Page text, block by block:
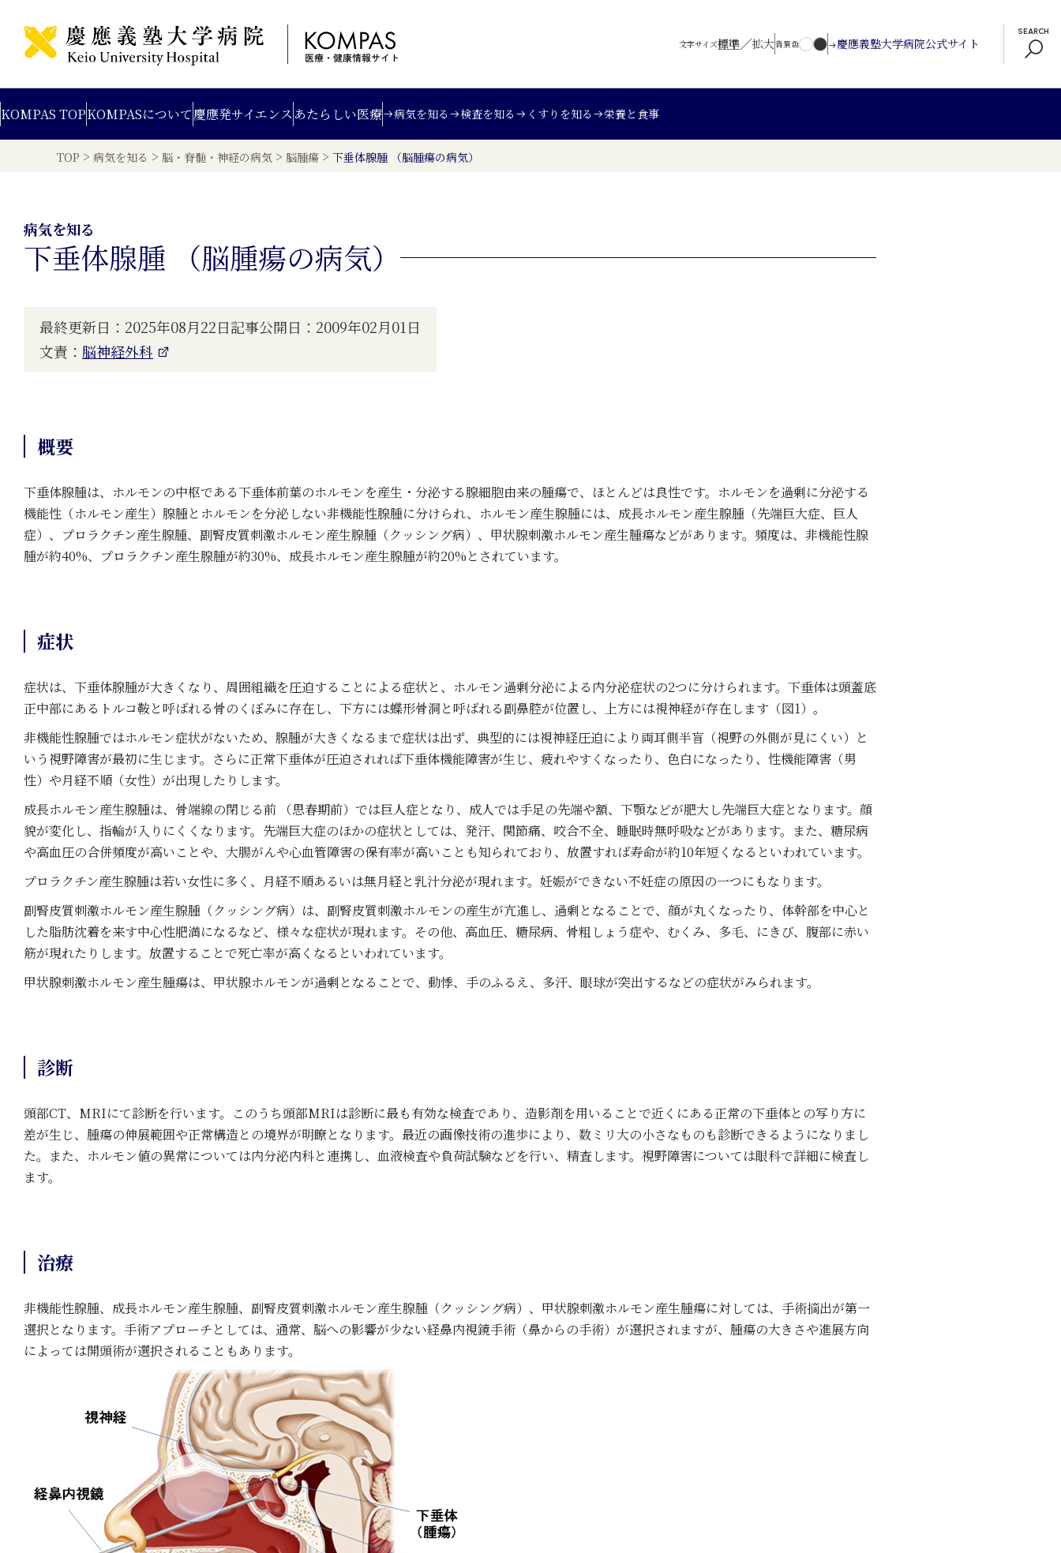
文字サイズ標準／拡大背景色 慶應義塾大学病院公式サイト
SEARCH
KOMPAS TOPKOMPASについて慶應発サイエンス あたらしい医療 病気を知る 検査を知る くすりを知る 栄養と食事
TOP > 病気を知る > 脳・脊髄・神経の病気 > 脳腫瘍 > 下垂体腺腫 （脳腫瘍の病気）
病気を知る
下垂体腺腫 （脳腫瘍の病気）
最終更新日：2025年08月22日記事公開日：2009年02月01日
文責： 脳神経外科
概要
下垂体腺腫は、ホルモンの中枢である下垂体前葉のホルモンを産生・分泌する腺細胞由来の腫瘍で、ほとんどは良性です。ホルモンを過剰に分泌する
機能性（ホルモン産生）腺腫とホルモンを分泌しない非機能性腺腫に分けられ、ホルモン産生腺腫には、成長ホルモン産生腺腫（先端巨大症、巨人
症）、プロラクチン産生腺腫、副腎皮質刺激ホルモン産生腺腫（クッシング病）、甲状腺刺激ホルモン産生腫瘍などがあります。頻度は、非機能性腺
腫が約40%、プロラクチン産生腺腫が約30%、成長ホルモン産生腺腫が約20%とされています。
症状
症状は、下垂体腺腫が大きくなり、周囲組織を圧迫することによる症状と、ホルモン過剰分泌による内分泌症状の2つに分けられます。下垂体は頭蓋底
正中部にあるトルコ鞍と呼ばれる骨のくぼみに存在し、下方には蝶形骨洞と呼ばれる副鼻腔が位置し、上方には視神経が存在します（図1）。
非機能性腺腫ではホルモン症状がないため、腺腫が大きくなるまで症状は出ず、典型的には視神経圧迫により両耳側半盲（視野の外側が見にくい）と
いう視野障害が最初に生じます。さらに正常下垂体が圧迫されれば下垂体機能障害が生じ、疲れやすくなったり、色白になったり、性機能障害（男
性）や月経不順（女性）が出現したりします。
成長ホルモン産生腺腫は、骨端線の閉じる前 （思春期前）では巨人症となり、成人では手足の先端や額、下顎などが肥大し先端巨大症となります。顔
貌が変化し、指輪が入りにくくなります。先端巨大症のほかの症状としては、発汗、関節痛、咬合不全、睡眠時無呼吸などがあります。また、糖尿病
や高血圧の合併頻度が高いことや、大腸がんや心血管障害の保有率が高いことも知られており、放置すれば寿命が約10年短くなるといわれています。
プロラクチン産生腺腫は若い女性に多く、月経不順あるいは無月経と乳汁分泌が現れます。妊娠ができない不妊症の原因の一つにもなります。
副腎皮質刺激ホルモン産生腺腫（クッシング病）は、副腎皮質刺激ホルモンの産生が亢進し、過剰となることで、顔が丸くなったり、体幹部を中心と
した脂肪沈着を来す中心性肥満になるなど、様々な症状が現れます。その他、高血圧、糖尿病、骨粗しょう症や、むくみ、多毛、にきび、腹部に赤い
筋が現れたりします。放置することで死亡率が高くなるといわれています。
甲状腺刺激ホルモン産生腫瘍は、甲状腺ホルモンが過剰となることで、動悸、手のふるえ、多汗、眼球が突出するなどの症状がみられます。
診断
頭部CT、MRIにて診断を行います。このうち頭部MRIは診断に最も有効な検査であり、造影剤を用いることで近くにある正常の下垂体との写り方に
差が生じ、腫瘍の伸展範囲や正常構造との境界が明瞭となります。最近の画像技術の進歩により、数ミリ大の小さなものも診断できるようになりまし
た。また、ホルモン値の異常については内分泌内科と連携し、血液検査や負荷試験などを行い、精査します。視野障害については眼科で詳細に検査し
ます。
治療
非機能性腺腫、成長ホルモン産生腺腫、副腎皮質刺激ホルモン産生腺腫（クッシング病）、甲状腺刺激ホルモン産生腫瘍に対しては、手術摘出が第一
選択となります。手術アプローチとしては、通常、脳への影響が少ない経鼻内視鏡手術（鼻からの手術）が選択されますが、腫瘍の大きさや進展方向
によっては開頭術が選択されることもあります。